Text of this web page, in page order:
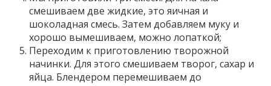
смешиваем две жидкие, это яичная и
шоколадная смесь. Затем добавляем муку и
хорошо вымешиваем, можно лопаткой;
Переходим к приготовлению творожной
начинки. Для этого смешиваем творог, сахар и
яйца. Блендером перемешиваем до